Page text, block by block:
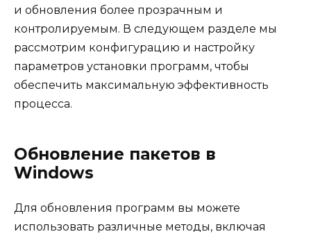
и обновления более прозрачным и
контролируемым. В следующем разделе мы
рассмотрим конфигурацию и настройку
параметров установки программ, чтобы
обеспечить максимальную эффективность
процесса.
Обновление пакетов в
Windows
Для обновления программ вы можете
использовать различные методы, включая